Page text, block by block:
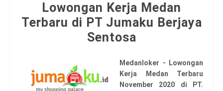
Lowongan Kerja Medan
Terbaru di PT Jumaku Berjaya
Sentosa
Medanloker - Lowongan
Kerja Medan Terbaru
November 2020 di PT.